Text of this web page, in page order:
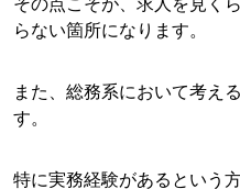
らない箇所になります。
また、総務系において考え
す。
特に実務経験があるという